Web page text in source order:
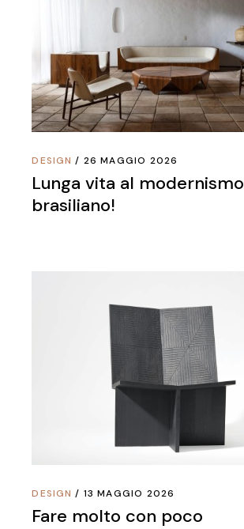
DESIGN 26 MAGGIO 2026
Lunga vita al modernismo
brasiliano!
DESIGN 13 MAGGIO 2026
Fare molto con poco